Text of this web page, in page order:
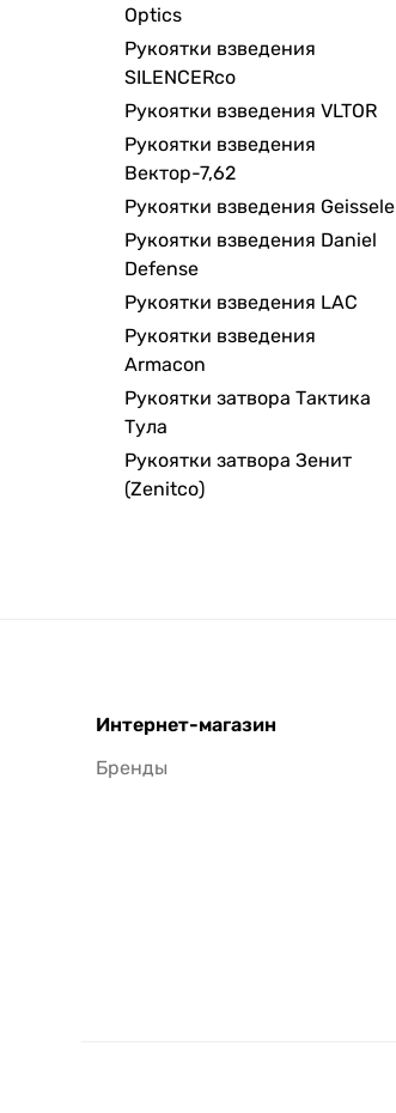
Optics
Рукоятки взведения
SILENCERco
Рукоятки взведения VLTOR
Рукоятки взведения
Вектор-7,62
Рукоятки взведения Geissele
Рукоятки взведения Daniel
Defense
Рукоятки взведения LAC
Рукоятки взведения
Armacon
Рукоятки затвора Тактика
Тула
Рукоятки затвора Зенит
(Zenitco)
Интернет-магазин
Бренды